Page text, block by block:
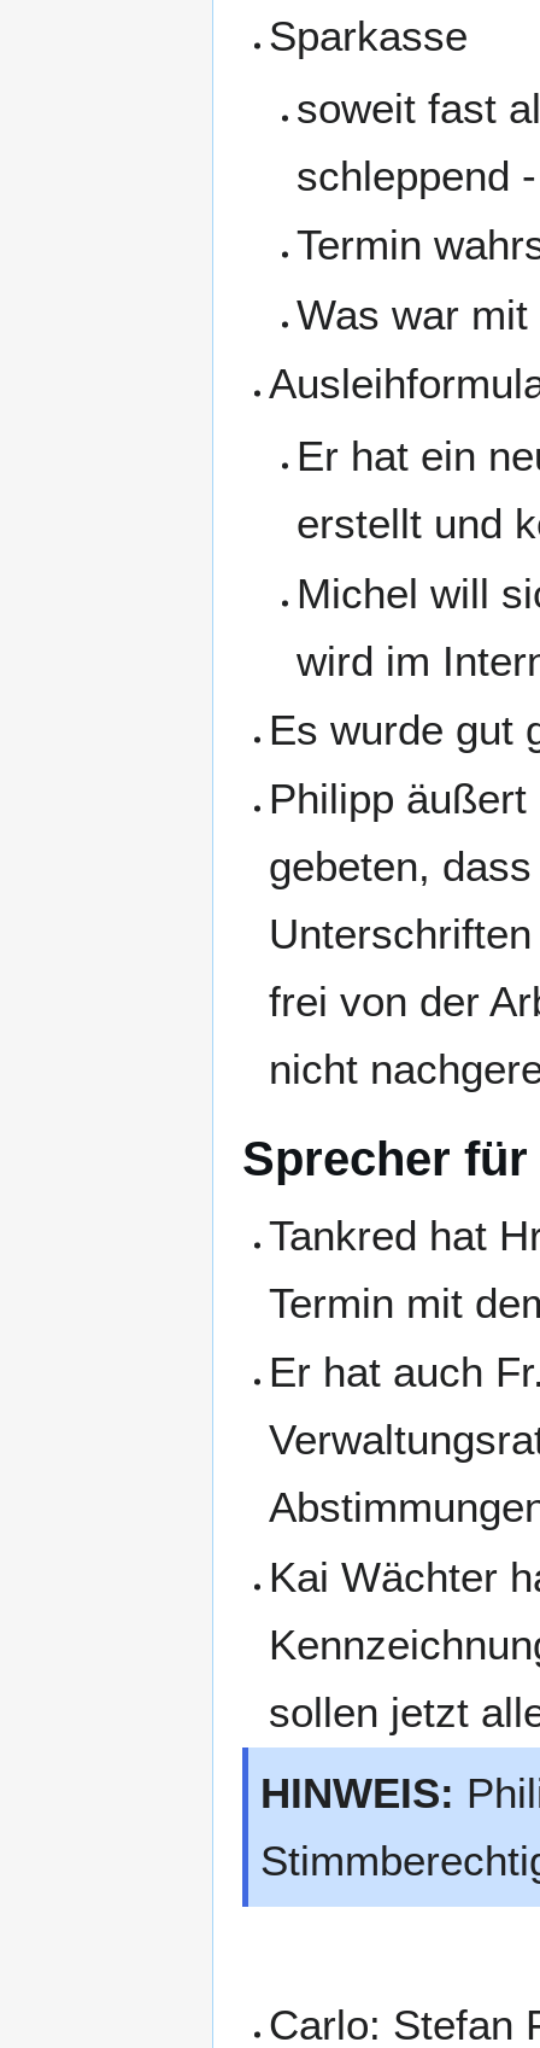
Sparkasse
soweit fast
schleppend
Termin
Was war
Er hat ein
erstellt und
Michel will
wird im
Es wurde gut
Philipp
gebeten,
frei von der
nicht
Sprecher
Tankred hat
Termin mit
Er hat auch
Kai Wächter
sollen jetzt
HINWEIS:
Carlo: Stefan